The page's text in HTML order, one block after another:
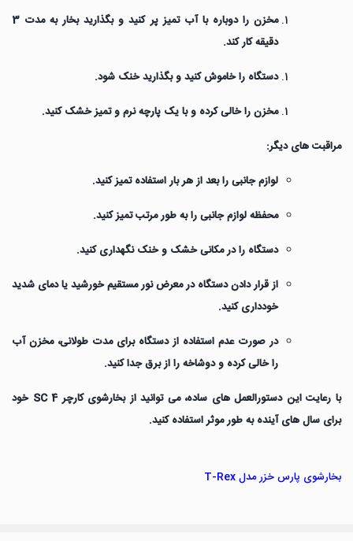
مخزن را دوباره با آب تمیز پر کنید و بگذارید بخار به مدت 3
دقیقه کار کند.
دستگاه را خاموش کنید و بگذارید خنک شود.
مخزن را خالی کرده و با یک پارچه نرم و تمیز خشک کنید.
مراقبت های دیگر:
لوازم جانبی را بعد از هر بار استفاده تمیز کنید.
محفظه لوازم جانبی را به طور مرتب تمیز کنید.
دستگاه را در مکانی خشک و خنک نگهداری کنید.
از قرار دادن دستگاه در معرض نور مستقیم خورشید یا دمای شدید
خودداری کنید.
در صورت عدم استفاده از دستگاه برای مدت طولانی، مخزن آب
را خالی کرده و دوشاخه را از برق جدا کنید.
با رعایت این دستورالعمل های ساده، می توانید از بخارشوی کارچر SC 4 خود
برای سال های آینده به طور موثر استفاده کنید.
بخارشوی پارس خزر مدل T-Rex